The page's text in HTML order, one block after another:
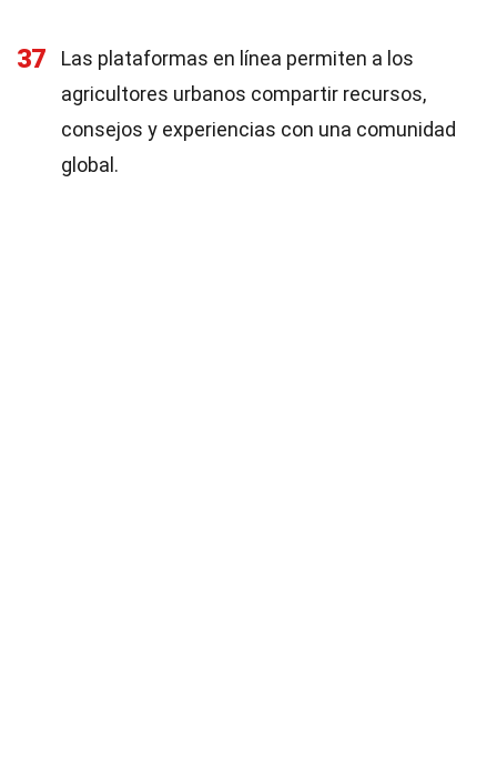
37
Las plataformas en línea permiten a los
agricultores urbanos compartir recursos,
consejos y experiencias con una comunidad
global.